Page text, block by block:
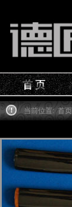
当前位置: 首页